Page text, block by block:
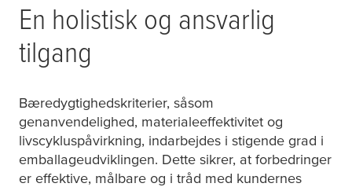
En holistisk og ansvarlig
tilgang
Bæredygtighedskriterier, såsom
genanvendelighed, materialeeffektivitet og
livscykluspåvirkning, indarbejdes i stigende grad i
emballageudviklingen. Dette sikrer, at forbedringer
er effektive, målbare og i tråd med kundernes